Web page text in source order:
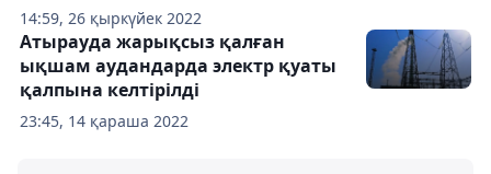
14:59, 26 қыркүйек 2022
23:45, 14 қараша 2022
Атырауда жарықсыз қалған
ықшам аудандарда электр қуаты
қалпына келтірілді